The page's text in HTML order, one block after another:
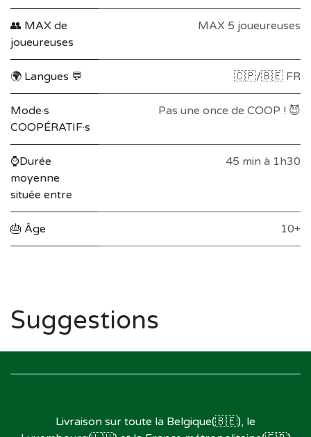
👥 MAX de
joueureuses
MAX 5 joueureuses
🌍 Langues 💬 🇨🇵/🇧🇪 FR
Mode·s
COOPÉRATIF·s
Pas une once de COOP ! 😈
⌚Durée
moyenne
située entre
45 min à 1h30
🎂 Âge 10+
Suggestions
Livraison sur toute la Belgique(🇧🇪), le